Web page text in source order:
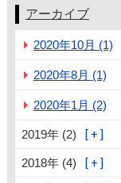
アーカイブ
2020年10月 (1)
2020年8月 (1)
2020年1月 (2)
2019年 (2)
2018年 (4)